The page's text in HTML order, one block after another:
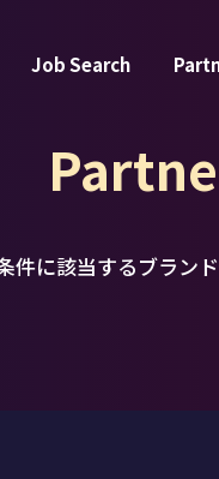
Job Search
件に該当するブラン